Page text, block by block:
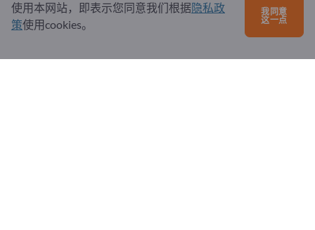
我们提供的服务
使用本网站，即表示您同意我们根据隐私政
策使用cookies。
我同意
这一点